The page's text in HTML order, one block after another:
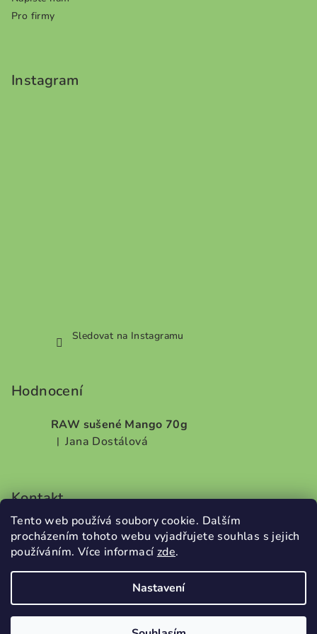
Tento web používá soubory cookie. Dalším
procházením tohoto webu vyjadřujete souhlas s jejich
používáním. Více informací zde.
Nastavení
Pro firmy
Instagram
Sledovat na Instagramu
Hodnocení
RAW sušené Mango 70g
Hodnocení produktu je 5 z 5 hvězdiček.
| Jana Dostálová
Kontakt
info @ dobrodilo.cz
+420732707987